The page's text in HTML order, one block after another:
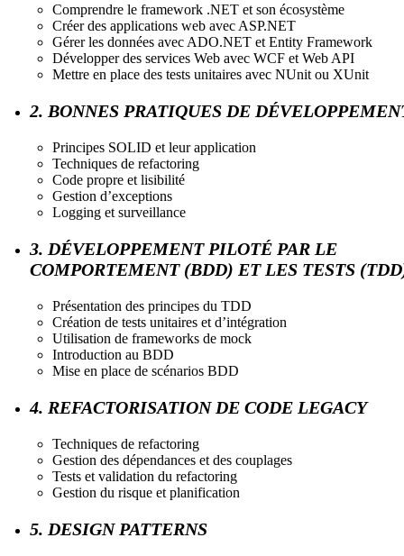
Comprendre le framework .NET et son écosystème
Créer des applications web avec ASP.NET
Gérer les données avec ADO.NET et Entity Framework
Développer des services Web avec WCF et Web API
Mettre en place des tests unitaires avec NUnit ou XUnit
2. BONNES PRATIQUES DE
Principes SOLID et leur application
Techniques de refactoring
Code propre et lisibilité
Gestion d’exceptions
Logging et surveillance
3. DÉVELOPPEMENT PILOTÉ PAR LE
COMPORTEMENT (BDD) ET LES TESTS
Présentation des principes du TDD
Création de tests unitaires et d’intégration
Utilisation de frameworks de mock
Introduction au BDD
Mise en place de scénarios BDD
4. REFACTORISATION DE CODE LEGACY
Techniques de refactoring
Gestion des dépendances et des couplages
Tests et validation du refactoring
Gestion du risque et planification
5. DESIGN PATTERNS